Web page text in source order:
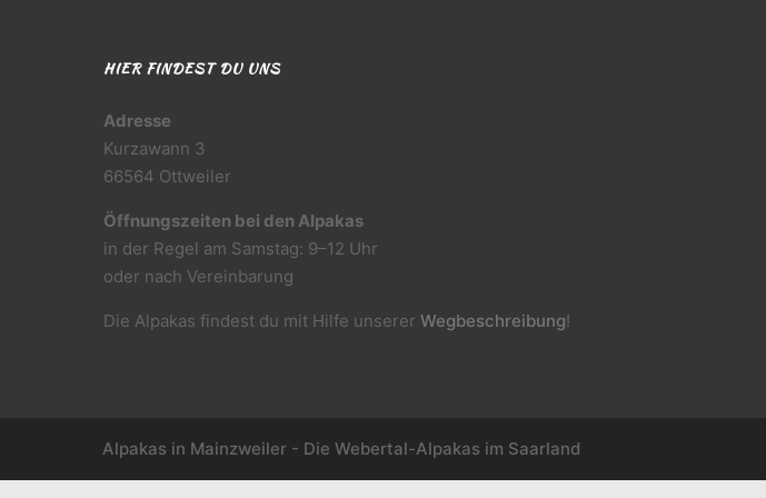
HIER FINDEST DU UNS
Adresse
Kurzawann 3
66564 Ottweiler
Öffnungszeiten bei den Alpakas
in der Regel am Samstag: 9–12 Uhr
oder nach Vereinbarung
Die Alpakas findest du mit Hilfe unsererWegbeschreibung!
Alpakas in Mainzweiler - Die Webertal-Alpakas im Saarland